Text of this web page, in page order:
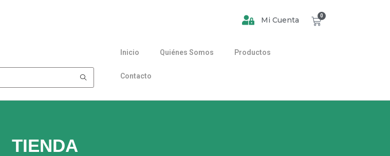
Mi Cuenta 0
Inicio Quiénes Somos Productos
Contacto
TIENDA